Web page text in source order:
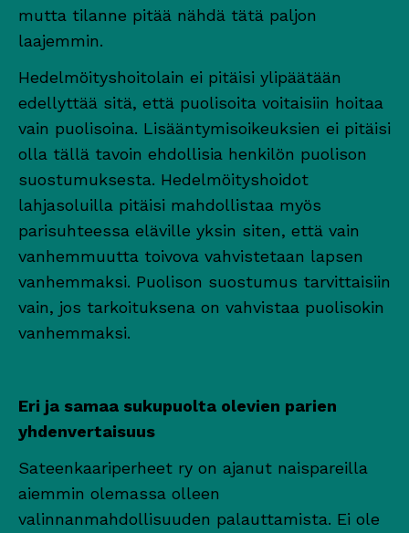
mutta tilanne pitää nähdä tätä paljon
laajemmin.
Hedelmöityshoitolain ei pitäisi ylipäätään
edellyttää sitä, että puolisoita voitaisiin hoitaa
vain puolisoina. Lisääntymisoikeuksien ei pitäisi
olla tällä tavoin ehdollisia henkilön puolison
suostumuksesta. Hedelmöityshoidot
lahjasoluilla pitäisi mahdollistaa myös
parisuhteessa eläville yksin siten, että vain
vanhemmuutta toivova vahvistetaan lapsen
vanhemmaksi. Puolison suostumus tarvittaisiin
vain, jos tarkoituksena on vahvistaa puolisokin
vanhemmaksi.
Eri ja samaa sukupuolta olevien parien
yhdenvertaisuus
Sateenkaariperheet ry on ajanut naispareilla
aiemmin olemassa olleen
valinnanmahdollisuuden palauttamista. Ei ole